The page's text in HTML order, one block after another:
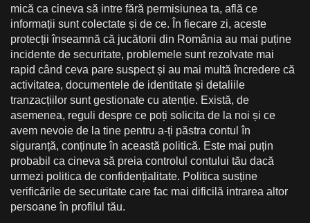
mică ca cineva să intre fără permisiunea ta, află ce
informații sunt colectate și de ce. În fiecare zi, aceste
protecții înseamnă că jucătorii din România au mai puține
incidente de securitate, problemele sunt rezolvate mai
rapid când ceva pare suspect și au mai multă încredere că
activitatea, documentele de identitate și detaliile
tranzacțiilor sunt gestionate cu atenție. Există, de
asemenea, reguli despre ce poți solicita de la noi și ce
avem nevoie de la tine pentru a-ți păstra contul în
siguranță, conținute în această politică. Este mai puțin
probabil ca cineva să preia controlul contului tău dacă
urmezi politica de confidențialitate. Politica susține
verificările de securitate care fac mai dificilă intrarea altor
persoane în profilul tău.